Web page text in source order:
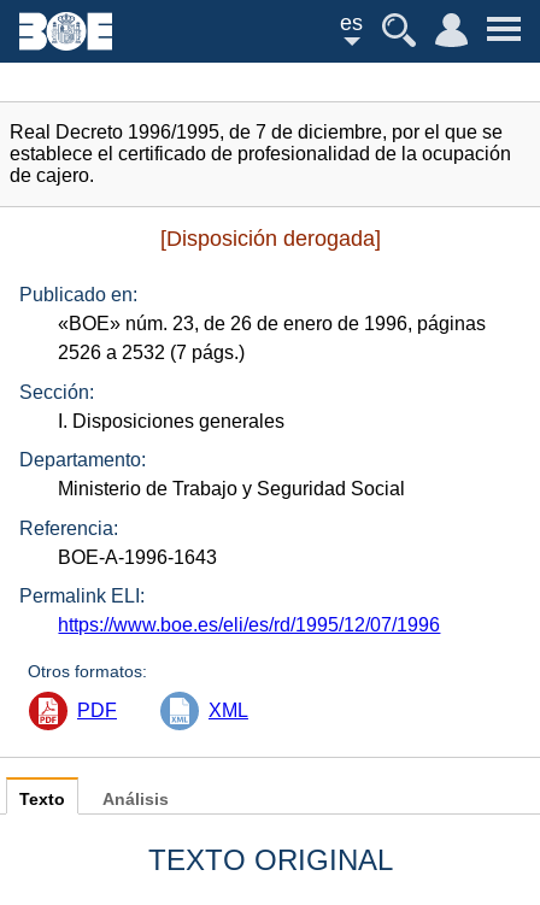
es
Real Decreto 1996/1995, de 7 de diciembre, por el que se
establece el certificado de profesionalidad de la ocupación
de cajero.
[Disposición derogada]
Publicado en:
«BOE» núm. 23, de 26 de enero de 1996, páginas
2526 a 2532 (7 págs.)
Sección:
I. Disposiciones generales
Departamento:
Ministerio de Trabajo y Seguridad Social
Referencia:
BOE-A-1996-1643
Permalink ELI:
https://www.boe.es/eli/es/rd/1995/12/07/1996
Otros formatos:
PDF XML
Texto
TEXTO ORIGINAL
Análisis